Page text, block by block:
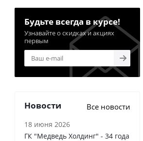
Будьте всегда в курсе!
Узнавайте о скидках и акциях
первым
Новости Все новости
18 июня 2026
ГК "Медведь Холдинг" - 34 года